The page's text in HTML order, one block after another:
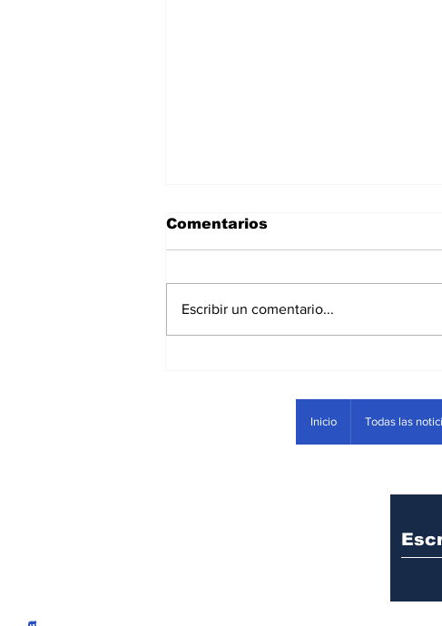
Comentarios
Escribir un comentario...
Inicio Todas las